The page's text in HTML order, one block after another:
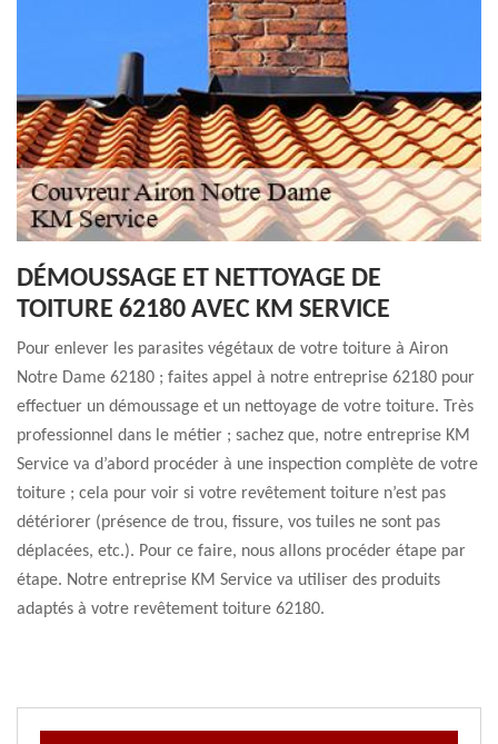
DÉMOUSSAGE ET NETTOYAGE DE
TOITURE 62180 AVEC KM SERVICE
Pour enlever les parasites végétaux de votre toiture à Airon
Notre Dame 62180 ; faites appel à notre entreprise 62180 pour
effectuer un démoussage et un nettoyage de votre toiture. Très
professionnel dans le métier ; sachez que, notre entreprise KM
Service va d’abord procéder à une inspection complète de votre
toiture ; cela pour voir si votre revêtement toiture n’est pas
détériorer (présence de trou, fissure, vos tuiles ne sont pas
déplacées, etc.). Pour ce faire, nous allons procéder étape par
étape. Notre entreprise KM Service va utiliser des produits
adaptés à votre revêtement toiture 62180.